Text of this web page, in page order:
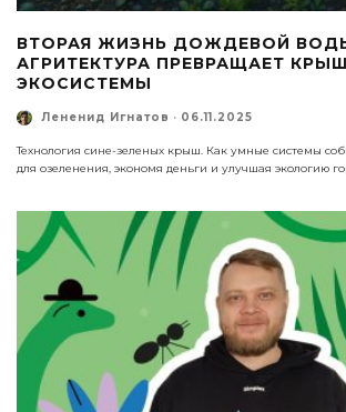
ВТОРАЯ ЖИЗНЬ ДОЖДЕВОЙ
АГРИТЕКТУРА ПРЕВРАЩАЕТ
ЭКОСИСТЕМЫ
Лененид Игнатов · 06.11.2025
Технология сине-зеленых крыш. Как умные системы
для озеленения, экономя деньги и улучшая экологию